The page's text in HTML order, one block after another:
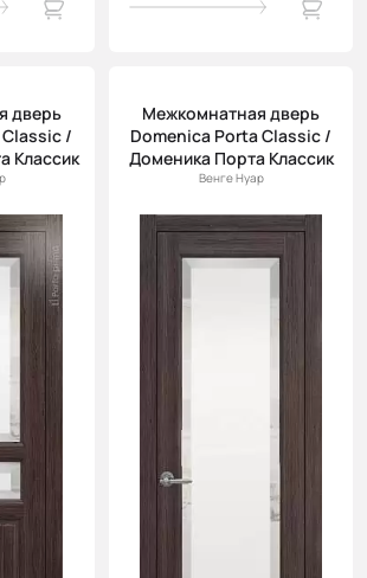
дверь
/
Классик
Межкомнатная дверь
Domenica Porta Classic /
Доменика Порта Классик
Венге Нуар